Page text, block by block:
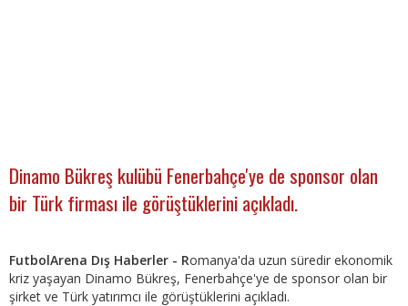
Dinamo Bükreş kulübü Fenerbahçe'ye de sponsor olan
bir Türk firması ile görüştüklerini açıkladı.
FutbolArena Dış Haberler - Romanya'da uzun süredir ekonomik
kriz yaşayan Dinamo Bükreş, Fenerbahçe'ye de sponsor olan bir
şirket ve Türk yatırımcı ile görüştüklerini açıkladı.